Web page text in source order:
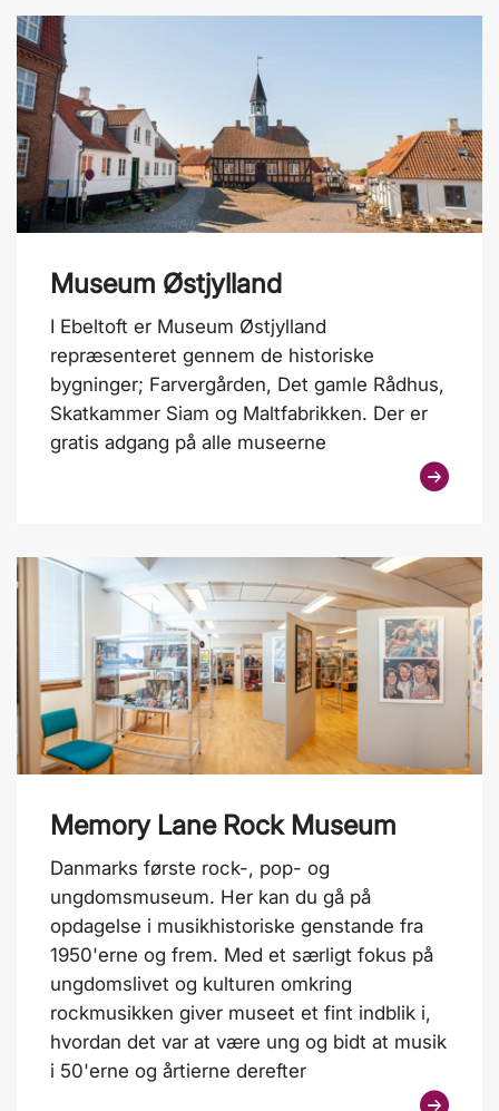
Museum Østjylland
I Ebeltoft er Museum Østjylland
repræsenteret gennem de historiske
bygninger; Farvergården, Det gamle Rådhus,
Skatkammer Siam og Maltfabrikken. Der er
gratis adgang på alle museerne
Memory Lane Rock Museum
Danmarks første rock-, pop- og
ungdomsmuseum. Her kan du gå på
opdagelse i musikhistoriske genstande fra
1950'erne og frem. Med et særligt fokus på
ungdomslivet og kulturen omkring
rockmusikken giver museet et fint indblik i,
hvordan det var at være ung og bidt at musik
i 50'erne og årtierne derefter